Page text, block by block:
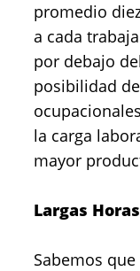
promedio
a cada
por debajo
posibilidad
la carga
mayor
Largas
Sabemos